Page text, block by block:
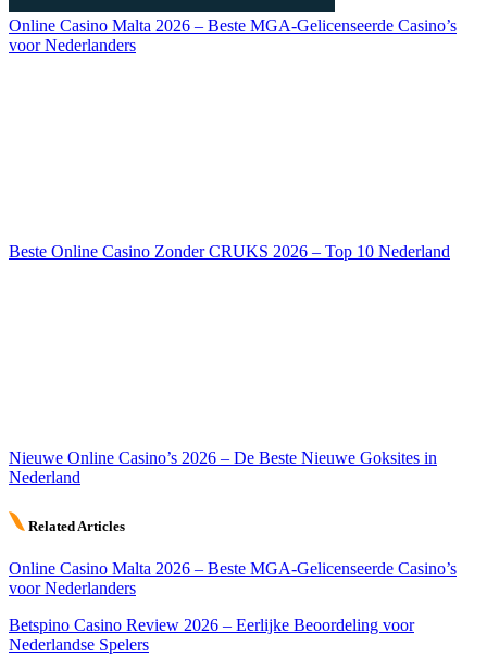
Online Casino Malta 2026 – Beste MGA-Gelicenseerde Casino’s
voor Nederlanders
Beste Online Casino Zonder CRUKS 2026 – Top 10 Nederland
Nieuwe Online Casino’s 2026 – De Beste Nieuwe Goksites in
Nederland
Related Articles
Online Casino Malta 2026 – Beste MGA-Gelicenseerde Casino’s
voor Nederlanders
Betspino Casino Review 2026 – Eerlijke Beoordeling voor
Nederlandse Spelers